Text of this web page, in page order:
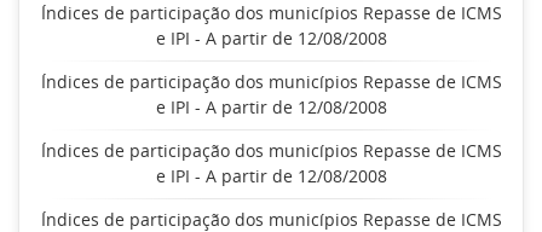
Índices de participação dos municípios Repasse de ICMS
e IPI - A partir de 12/08/2008
Índices de participação dos municípios Repasse de ICMS
e IPI - A partir de 12/08/2008
Índices de participação dos municípios Repasse de ICMS
e IPI - A partir de 12/08/2008
Índices de participação dos municípios Repasse de ICMS